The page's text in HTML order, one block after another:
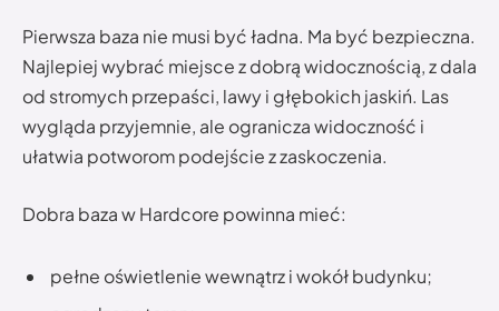
Pierwsza baza nie musi być ładna. Ma być bezpieczna.
Najlepiej wybrać miejsce z dobrą widocznością, z dala
od stromych przepaści, lawy i głębokich jaskiń. Las
wygląda przyjemnie, ale ogranicza widoczność i
ułatwia potworom podejście z zaskoczenia.
Dobra baza w Hardcore powinna mieć:
pełne oświetlenie wewnątrz i wokół budynku;